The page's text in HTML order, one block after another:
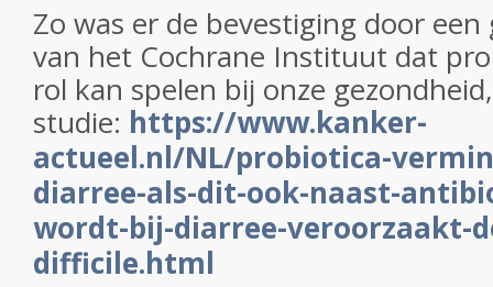
Zo was er de bevestiging door
van het Cochrane Instituut dat
rol kan spelen bij onze
studie: https://www.kanker-
actueel.nl/NL/probiotica-
diarree-als-dit-ook-naast-
wordt-bij-diarree-veroorzaakt-
difficile.html